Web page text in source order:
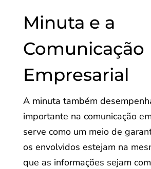
Minuta e a
Comunicação
Empresarial
A minuta também
importante na comunicação
serve como um meio de
os envolvidos estejam na
que as informações sejam